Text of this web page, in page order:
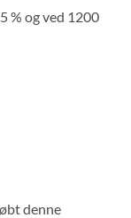
% og ved 1200
denne